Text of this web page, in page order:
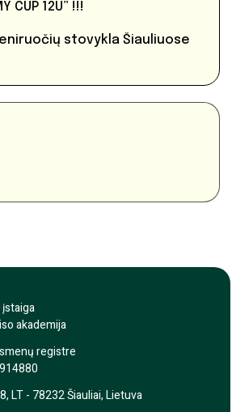
CUP 12U” !!!
stovykla Šiauliuose
akademija
registre
LT - 78232 Šiauliai, Lietuva